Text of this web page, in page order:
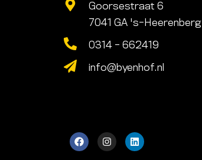
Goorsestraat 6
7041 GA 's-Heerenberg
0314 - 662419
info@byenhof.nl